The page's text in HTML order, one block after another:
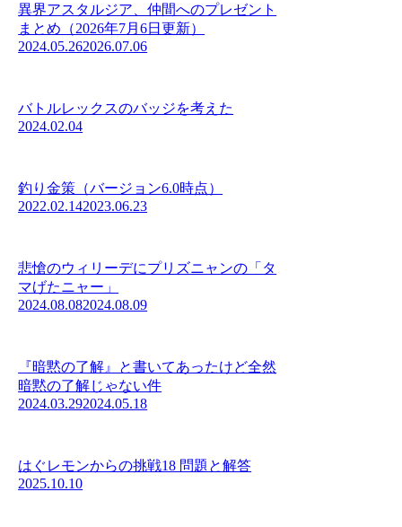
異界アスタルジア、仲間へのプレゼント
まとめ（2026年7月6日更新）
2024.05.262026.07.06
バトルレックスのバッジを考えた
2024.02.04
釣り金策（バージョン6.0時点）
2022.02.142023.06.23
悲愴のウィリーデにプリズニャンの「タ
マげたニャー」
2024.08.082024.08.09
『暗黙の了解』と書いてあったけど全然
暗黙の了解じゃない件
2024.03.292024.05.18
はぐレモンからの挑戦18 問題と解答
2025.10.10